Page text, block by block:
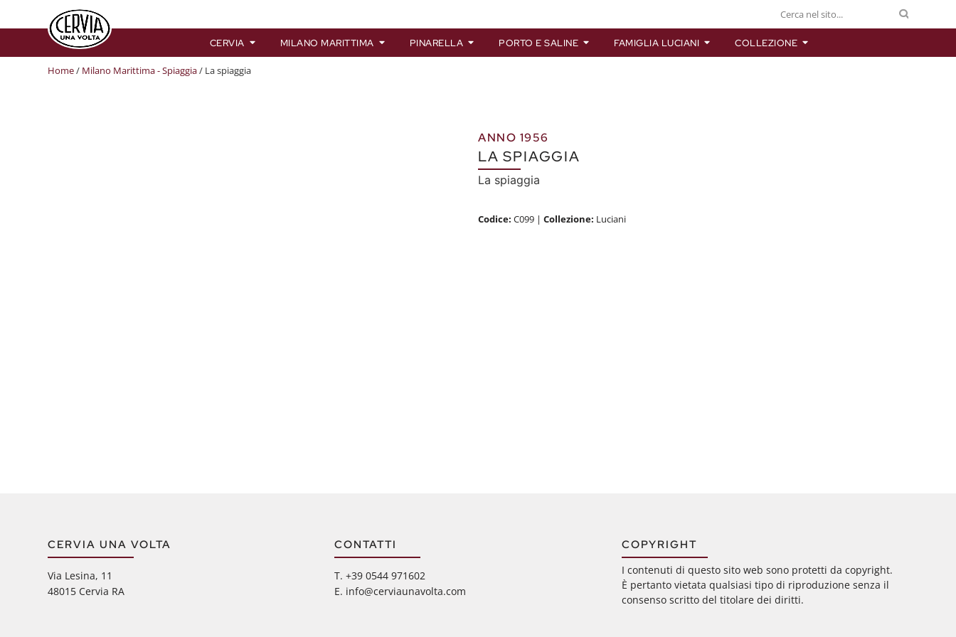
CERVIA MILANO MARITTIMA PINARELLA PORTO E SALINE FAMIGLIA LUCIANI COLLEZIONE
Home/ Milano Marittima - Spiaggia/ La spiaggia
ANNO 1956
LA SPIAGGIA
La spiaggia
Codice: C099 | Collezione: Luciani
CERVIA UNA VOLTA
Via Lesina, 11
48015 Cervia RA
CONTATTI
‭T. +39 0544 971602
E. info@cerviaunavolta.com
COPYRIGHT
I contenuti di questo sito web sono protetti da copyright.
È pertanto vietata qualsiasi tipo di riproduzione senza il
consenso scritto del titolare dei diritti.